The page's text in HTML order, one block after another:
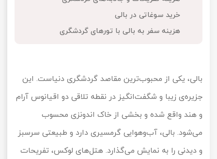
خرید سوغاتی در بالی
هزینه سفر به بالی با تورهای گردشگری
بالی، یکی از محبوب‌ترین مقاصد گردشگری دنیاست. این
جزیره‌ی زیبا و شگفت‌انگیز در نقطه تلاقی دو اقیانوس آرام
و هند واقع شده و بخشی از خاک اندونزی محسوب
می‌شود. بالی، آب‌وهوایی گرمسیری دارد و طبیعتی سرسبز
و دیدنی را به نمایش می‌گذارد. هتل‌های لوکس، تفریحات
تور کویر مرنجاب
تور کویر ابوزیدآباد
تور هرمز
تور کیش از ساری
تور سنگاپور اقساطی